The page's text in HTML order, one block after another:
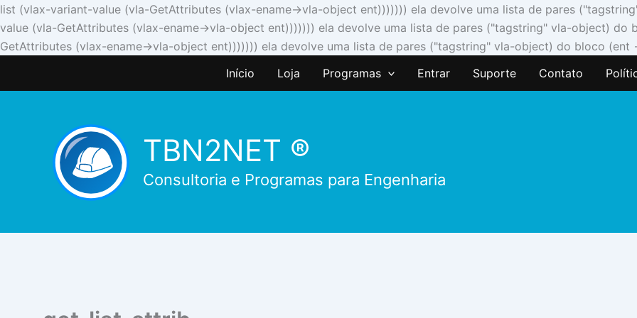
list (vlax-variant-value (vla-GetAttributes (vlax-ename->vla-object ent))))))) ela devolve uma lista de pares
value (vla-GetAttributes (vlax-ename->vla-object ent))))))) ela devolve uma lista de pares ("tagstring" vla-object) do
GetAttributes (vlax-ename->vla-object ent))))))) ela devolve uma lista de pares ("tagstring" vla-object) do bloco (ent
Início Loja Programas Entrar Suporte Contato
TBN2NET ®
Consultoria e Programas para Engenharia